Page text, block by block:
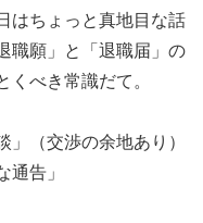
はちょっと真地目な話
職願」と「退職届」の
べき常識だて。
」（交渉の余地あり）
通告」